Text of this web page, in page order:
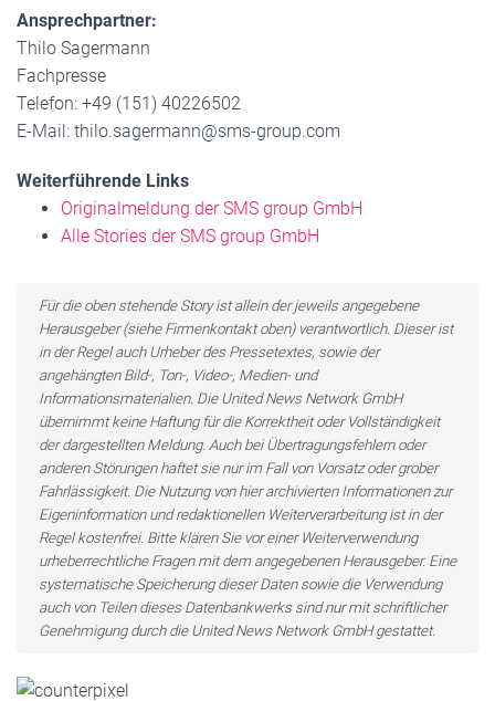
Ansprechpartner:
Thilo Sagermann
Fachpresse
Telefon: +49 (151) 40226502
E-Mail: thilo.sagermann@sms-group.com
Weiterführende Links
Originalmeldung der SMS group GmbH
Alle Stories der SMS group GmbH
Für die oben stehende Story ist allein der jeweils angegebene
Herausgeber (siehe Firmenkontakt oben) verantwortlich. Dieser ist
in der Regel auch Urheber des Pressetextes, sowie der
angehängten Bild-, Ton-, Video-, Medien- und
Informationsmaterialien. Die United News Network GmbH
übernimmt keine Haftung für die Korrektheit oder Vollständigkeit
der dargestellten Meldung. Auch bei Übertragungsfehlern oder
anderen Störungen haftet sie nur im Fall von Vorsatz oder grober
Fahrlässigkeit. Die Nutzung von hier archivierten Informationen zur
Eigeninformation und redaktionellen Weiterverarbeitung ist in der
Regel kostenfrei. Bitte klären Sie vor einer Weiterverwendung
urheberrechtliche Fragen mit dem angegebenen Herausgeber. Eine
systematische Speicherung dieser Daten sowie die Verwendung
auch von Teilen dieses Datenbankwerks sind nur mit schriftlicher
Genehmigung durch die United News Network GmbH gestattet.